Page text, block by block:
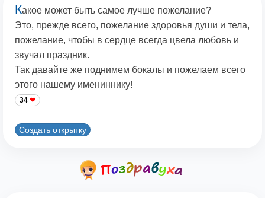
Какое может быть самое лучше пожелание?
Это, прежде всего, пожелание здоровья души и тела,
пожелание, чтобы в сердце всегда цвела любовь и
звучал праздник.
Так давайте же поднимем бокалы и пожелаем всего
этого нашему имениннику!
34
Создать открытку